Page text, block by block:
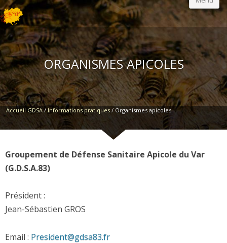
ORGANISMES APICOLES
Accueil GDSA/Informations pratiques / Organismes apicoles
Groupement de Défense Sanitaire Apicole du Var
(G.D.S.A.83)
Président :
Jean-Sébastien GROS
Email : President@gdsa83.fr